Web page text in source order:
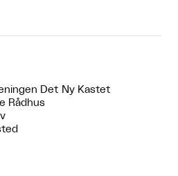
Det Ny Kastet
Rådhus